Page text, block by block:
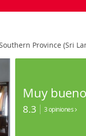
Province (Sri
Muy bueno
8.3 3 opiniones